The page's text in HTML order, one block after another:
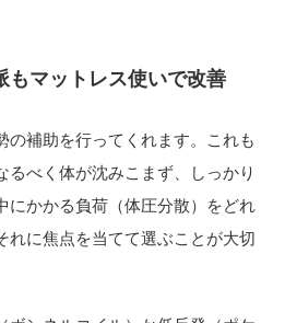
もマットレス使いで改善
の補助を行ってくれます。これも
るべく体が沈みこまず、しっかり
にかかる負荷（体圧分散）をどれ
れに焦点を当てて選ぶことが大切